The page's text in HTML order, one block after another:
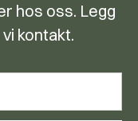
hos oss. Legg
kontakt.